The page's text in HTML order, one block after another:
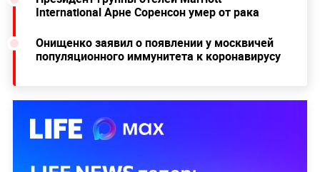
International Арне Соренсон умер от рака
Онищенко заявил о появлении у москвичей
популяционного иммунитета к коронавирусу